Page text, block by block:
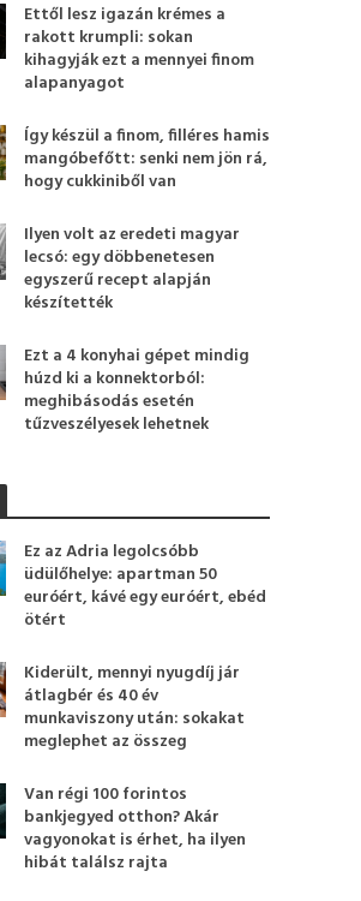
Ettől lesz igazán krémes a
rakott krumpli: sokan
kihagyják ezt a mennyei finom
alapanyagot
Így készül a finom, filléres hamis
mangóbefőtt: senki nem jön rá,
hogy cukkiniből van
Ilyen volt az eredeti magyar
lecsó: egy döbbenetesen
egyszerű recept alapján
készítették
Ezt a 4 konyhai gépet mindig
húzd ki a konnektorból:
meghibásodás esetén
tűzveszélyesek lehetnek
Ez az Adria legolcsóbb
üdülőhelye: apartman 50
euróért, kávé egy euróért, ebéd
ötért
Kiderült, mennyi nyugdíj jár
átlagbér és 40 év
munkaviszony után: sokakat
meglephet az összeg
Van régi 100 forintos
bankjegyed otthon? Akár
vagyonokat is érhet, ha ilyen
hibát találsz rajta